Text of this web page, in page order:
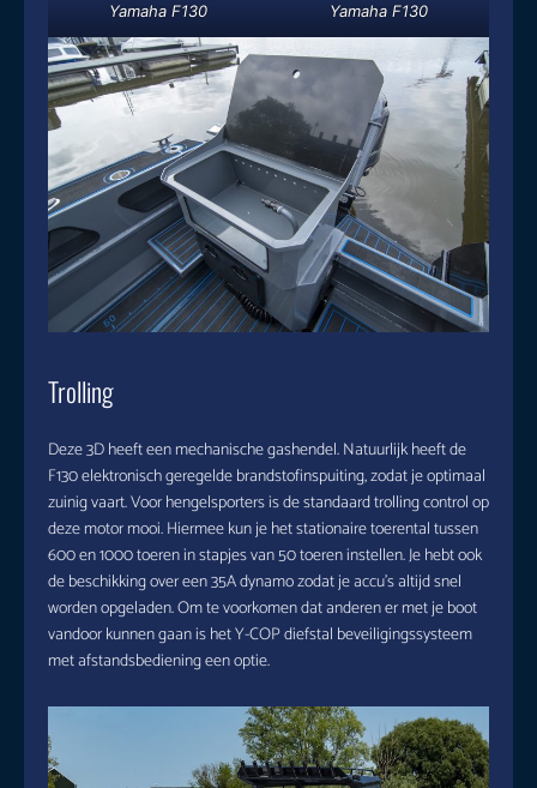
Yamaha F130 Yamaha F130
Trolling
Deze 3D heeft een mechanische gashendel. Natuurlijk heeft de
F130 elektronisch geregelde brandstofinspuiting, zodat je optimaal
zuinig vaart. Voor hengelsporters is de standaard trolling control op
deze motor mooi. Hiermee kun je het stationaire toerental tussen
600 en 1000 toeren in stapjes van 50 toeren instellen. Je hebt ook
de beschikking over een 35A dynamo zodat je accu’s altijd snel
worden opgeladen. Om te voorkomen dat anderen er met je boot
vandoor kunnen gaan is het Y-COP diefstal beveiligingssysteem
met afstandsbediening een optie.